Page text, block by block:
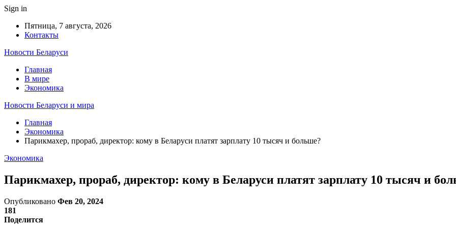
Sign in
Пятница, 7 августа, 2026
Контакты
Новости Беларуси
Главная
В мире
Экономика
Новости Беларуси и мира
Главная
Экономика
Парикмахер, прораб, директор: кому в Беларуси платят зарплату 10 тысяч и больше?
Экономика
Парикмахер, прораб, директор: кому в Беларуси платят зарплату 10 тысяч и
Опубликовано Фев 20, 2024
181
Поделится